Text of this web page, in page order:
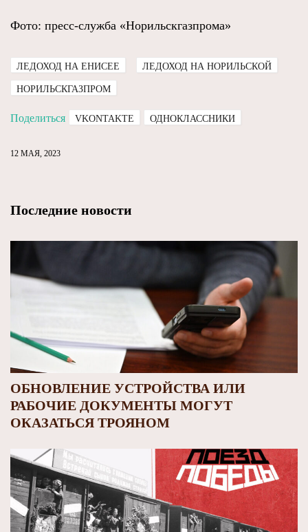
Фото: пресс-служба «Норильскгазпрома»
ЛЕДОХОД НА ЕНИСЕЕ ЛЕДОХОД НА НОРИЛЬСКОЙ
НОРИЛЬСКГАЗПРОМ
Поделиться VKONTAKTE ОДНОКЛАССНИКИ
12 МАЯ, 2023
Последние новости
ОБНОВЛЕНИЕ УСТРОЙСТВА ИЛИ
РАБОЧИЕ ДОКУМЕНТЫ МОГУТ
ОКАЗАТЬСЯ ТРОЯНОМ